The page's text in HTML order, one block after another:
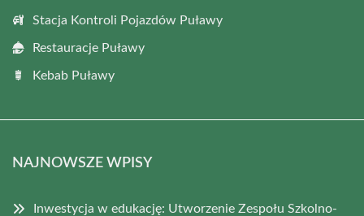
Stacja Kontroli Pojazdów Puławy
Restauracje Puławy
Kebab Puławy
NAJNOWSZE WPISY
Inwestycja w edukację: Utworzenie Zespołu Szkolno-